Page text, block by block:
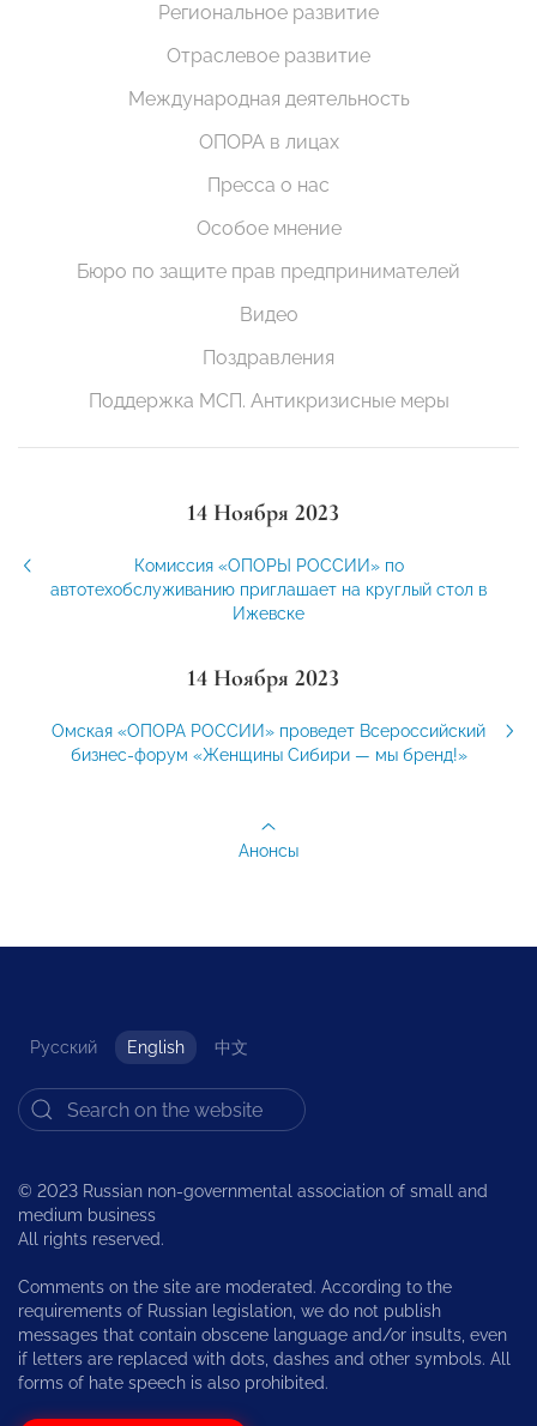
Региональное развитие
Отраслевое развитие
Международная деятельность
ОПОРА в лицах
Пресса о нас
Особое мнение
Бюро по защите прав предпринимателей
Видео
Поздравления
Поддержка МСП. Антикризисные меры
14 Ноября 2023
Комиссия «ОПОРЫ РОССИИ» по
автотехобслуживанию приглашает на круглый стол в
Ижевске
14 Ноября 2023
Омская «ОПОРА РОССИИ» проведет Всероссийский
бизнес-форум «Женщины Сибири — мы бренд!»
Анонсы
Русский English 中文
© 2023 Russian non-governmental association of small and
medium business
All rights reserved.
Comments on the site are moderated. According to the
requirements of Russian legislation, we do not publish
messages that contain obscene language and/or insults, even
if letters are replaced with dots, dashes and other symbols. All
forms of hate speech is also prohibited.